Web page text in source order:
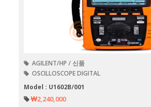
AGILENT/HP / 신품
OSCILLOSCOPE DIGITAL
Model : U1602B/001
₩2,240,000